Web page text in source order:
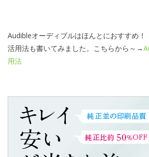
Audibleオーディブルはほんとにおすすめ
活用法も書いてみました。こちらから～→
用法